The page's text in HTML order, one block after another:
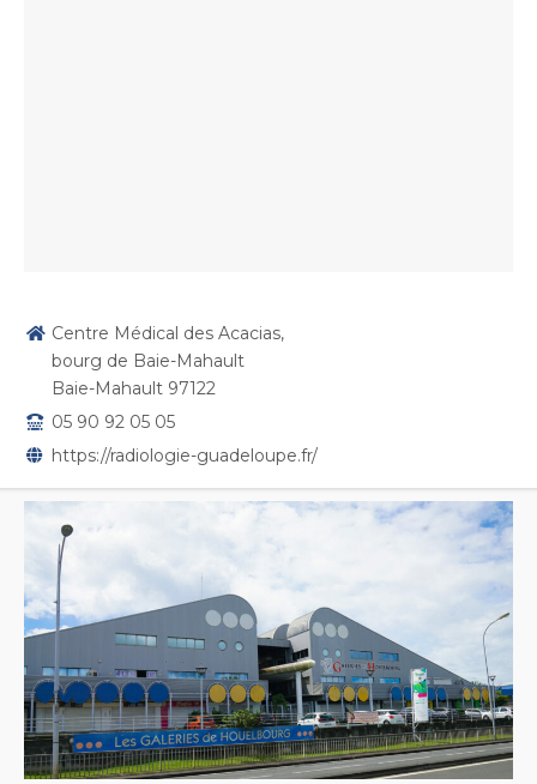
Centre Médical des Acacias,
bourg de Baie-Mahault
Baie-Mahault 97122
05 90 92 05 05
https://radiologie-guadeloupe.fr/